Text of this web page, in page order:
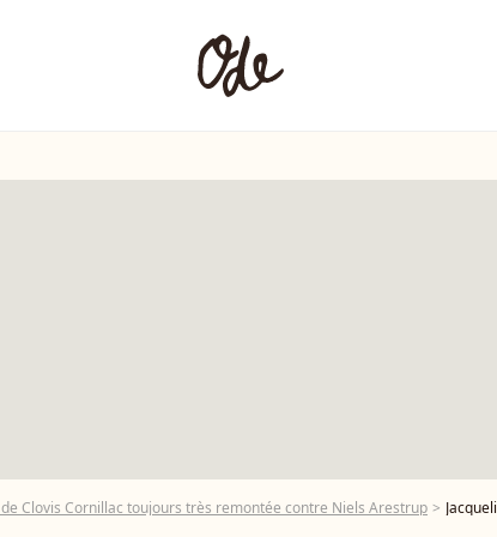
Clovis Cornillac toujours très remontée contre Niels Arestrup Jacqueline Franjou,